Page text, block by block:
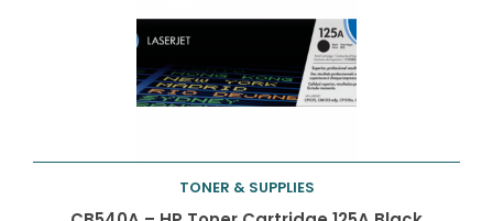
Toevoegen aan
TONER & SUPPLIES